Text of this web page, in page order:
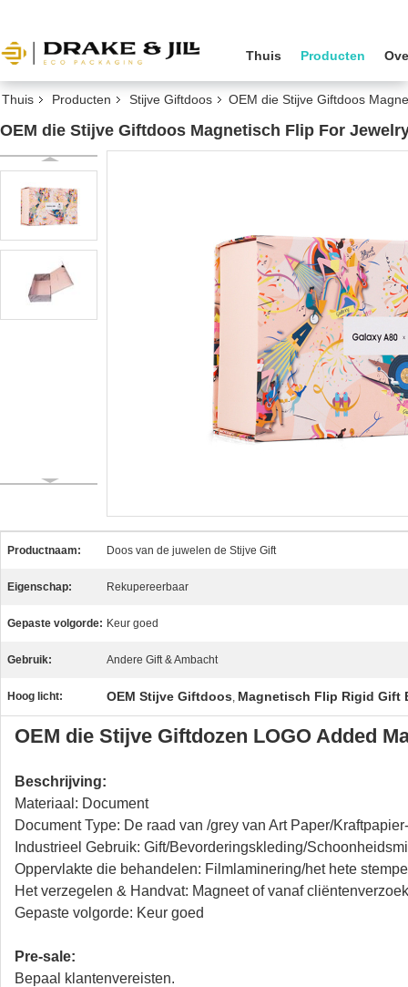
Thuis Producten
Thuis Producten Stijve Giftdoos OEM die Stijve Giftdoos
OEM die Stijve Giftdoos Magnetisch Flip For
Productnaam: Doos van de juwelen de Stijve Gift
Eigenschap: Rekupereerbaar
Gepaste volgorde: Keur goed
Gebruik: Andere Gift & Ambacht
Hoog licht: OEM Stijve Giftdoos, Magnetisch Flip Rigid Gift
OEM die Stijve Giftdozen LOGO Added
Beschrijving:
Materiaal: Document
Document Type: De raad van /grey van Art Paper/
Industrieel Gebruik: Gift/Bevorderingskleding/
Oppervlakte die behandelen: Filmlaminering/het hete
Het verzegelen & Handvat: Magneet of vanaf cliëntenverzoek
Gepaste volgorde: Keur goed
Pre-sale:
Bepaal klantenvereisten.